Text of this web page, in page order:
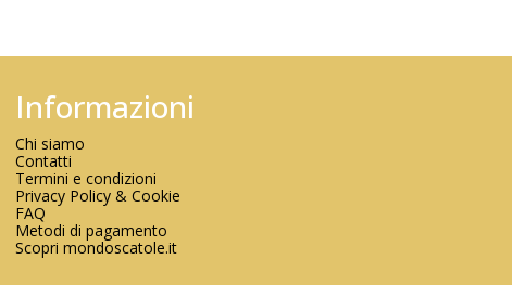
Informazioni
Chi siamo
Contatti
Termini e condizioni
Privacy Policy & Cookie
FAQ
Metodi di pagamento
Scopri mondoscatole.it